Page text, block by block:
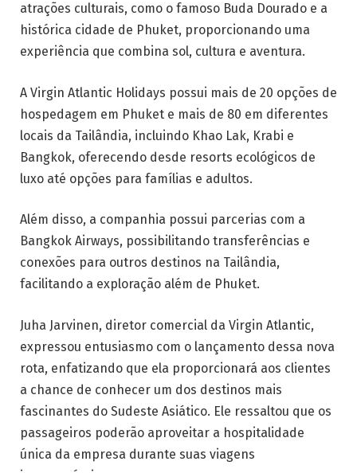
atrações culturais, como o famoso Buda Dourado e a
histórica cidade de Phuket, proporcionando uma
experiência que combina sol, cultura e aventura.
A Virgin Atlantic Holidays possui mais de 20 opções de
hospedagem em Phuket e mais de 80 em diferentes
locais da Tailândia, incluindo Khao Lak, Krabi e
Bangkok, oferecendo desde resorts ecológicos de
luxo até opções para famílias e adultos.
Além disso, a companhia possui parcerias com a
Bangkok Airways, possibilitando transferências e
conexões para outros destinos na Tailândia,
facilitando a exploração além de Phuket.
Juha Jarvinen, diretor comercial da Virgin Atlantic,
expressou entusiasmo com o lançamento dessa nova
rota, enfatizando que ela proporcionará aos clientes
a chance de conhecer um dos destinos mais
fascinantes do Sudeste Asiático. Ele ressaltou que os
passageiros poderão aproveitar a hospitalidade
única da empresa durante suas viagens